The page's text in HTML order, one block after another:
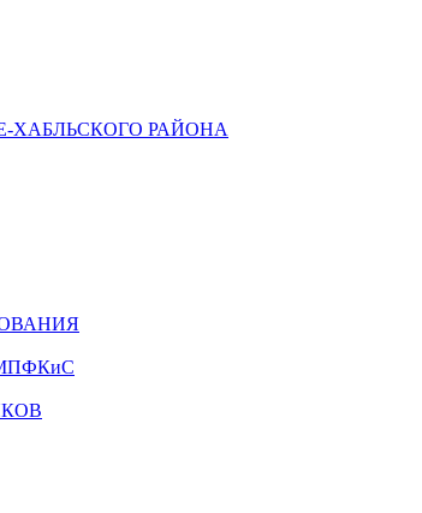
ХАБЛЬСКОГО РАЙОНА